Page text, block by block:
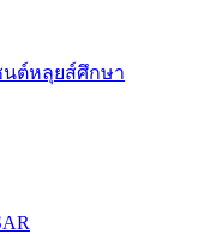
นต์หลุยส์ศึกษา